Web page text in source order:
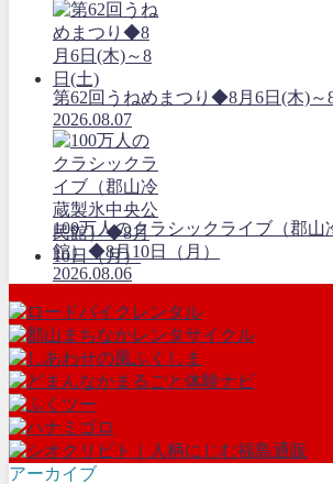
第62回うねめまつり◆8月6日(木)～
2026.08.07
100万人のクラシックライブ（郡山
館）◆8月10日（月）
2026.08.06
アーカイブ